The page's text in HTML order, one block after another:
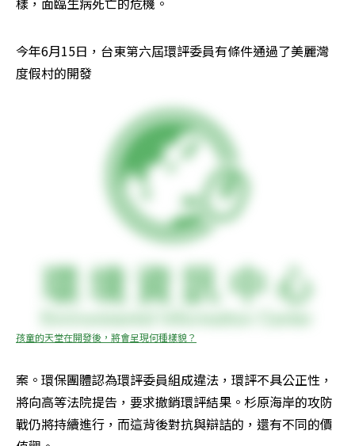
今年6月15日，台東第六屆環評委員有條件通過了美麗灣
度假村的開發
孩童的天堂在開發後，將會呈現何種樣貌？
案。環保團體認為環評委員組成違法，環評不具公正性，
將向高等法院提告，要求撤銷環評結果。杉原海岸的攻防
戰仍將持續進行，而這背後對抗與辯詰的，還有不同的價